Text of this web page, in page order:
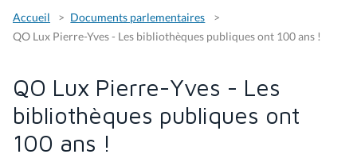
Accueil
Documents parlementaires
QO Lux Pierre-Yves - Les bibliothèques publiques ont 100 ans !
QO Lux Pierre-Yves - Les
bibliothèques publiques ont
100 ans !